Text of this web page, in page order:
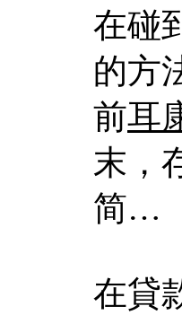
在碰
的方
前耳
末，
简…
在貸